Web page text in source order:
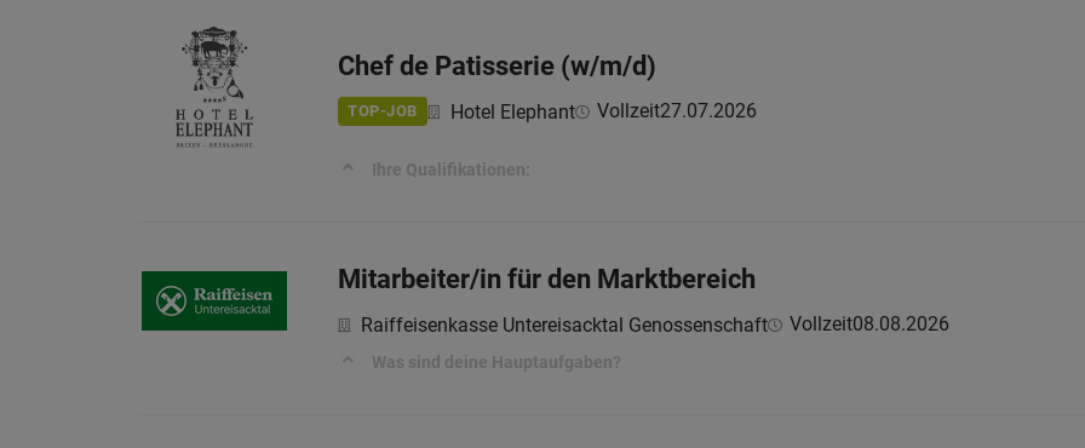
Chef de Patisserie (w/m/d)
TOP-JOB Hotel Elephant Vollzeit27.07.2026
Ihre Qualifikationen:
Mitarbeiter/in für den Marktbereich
Raiffeisenkasse Untereisacktal Genossenschaft Vollzeit08.08.2026
Was sind deine Hauptaufgaben?